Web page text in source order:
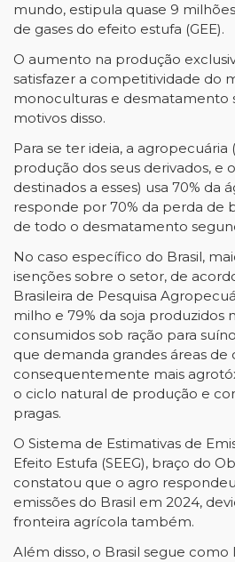
mundo, estipula quase 9
de gases do efeito estufa (GEE).
O aumento na produção
satisfazer a competitividade do
monoculturas e desmatamento
motivos disso.
Para se ter ideia, a agropecuária
produção dos seus derivados, e
destinados a esses) usa 70% da
responde por 70% da perda de
de todo o desmatamento
No caso específico do Brasil,
isenções sobre o setor, de
Brasileira de Pesquisa
milho e 79% da soja produzidos
consumidos sob ração para
que demanda grandes áreas de
consequentemente mais
o ciclo natural de produção e
pragas.
O Sistema de Estimativas de
Efeito Estufa (SEEG), braço do
constatou que o agro
emissões do Brasil em 2024,
fronteira agrícola também.
Além disso, o Brasil segue